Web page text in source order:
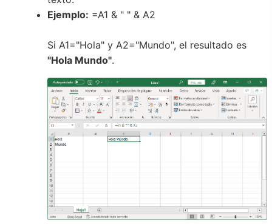
Ejemplo: =A1 & " " & A2
Si A1="Hola" y A2="Mundo", el resultado es
"Hola Mundo".